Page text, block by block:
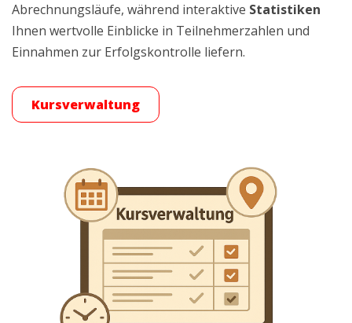
Abrechnungsläufe, während interaktive Statistiken
Ihnen wertvolle Einblicke in Teilnehmerzahlen und
Einnahmen zur Erfolgskontrolle liefern.
Kursverwaltung